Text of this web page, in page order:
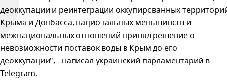
деоккупации и реинтеграции оккупированных
Крыма и Донбасса, национальных меньшинств и
межнациональных отношений принял решение о
невозможности поставок воды в Крым до его
деоккупации", - написал украинский парламентарий в
Telegram.